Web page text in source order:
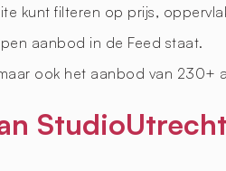
kunt filteren op prijs,
aanbod in de Feed staat.
ook het aanbod van 230+